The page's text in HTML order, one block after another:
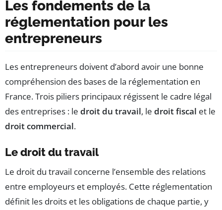
Les fondements de la
réglementation pour les
entrepreneurs
Les entrepreneurs doivent d’abord avoir une bonne
compréhension des bases de la réglementation en
France. Trois piliers principaux régissent le cadre légal
des entreprises : le droit du travail, le droit fiscal et le
droit commercial.
Le droit du travail
Le droit du travail concerne l’ensemble des relations
entre employeurs et employés. Cette réglementation
définit les droits et les obligations de chaque partie, y